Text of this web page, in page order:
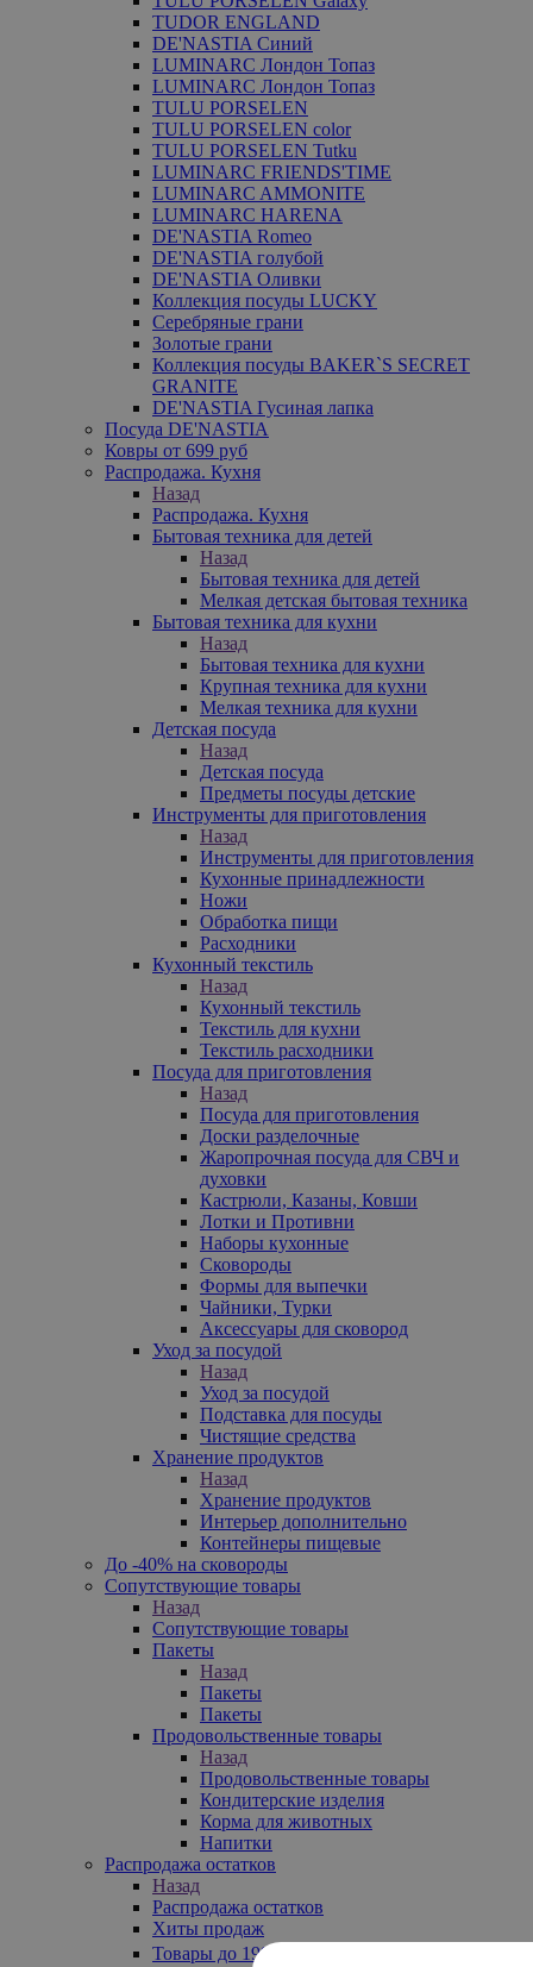
TUDOR ENGLAND
DE'NASTIA Синий
LUMINARC Лондон Топаз
LUMINARC Лондон Топаз
TULU PORSELEN
TULU PORSELEN color
TULU PORSELEN Tutku
LUMINARC FRIENDS'TIME
LUMINARC AMMONITE
LUMINARC HARENA
DE'NASTIA Romeo
DE'NASTIA голубой
DE'NASTIA Оливки
Коллекция посуды LUCKY
Серебряные грани
Золотые грани
Коллекция посуды BAKER`S SECRET
GRANITE
DE'NASTIA Гусиная лапка
Посуда DE'NASTIA
Ковры от 699 руб
Распродажа. Кухня
Назад
Распродажа. Кухня
Бытовая техника для детей
Назад
Бытовая техника для детей
Мелкая детская бытовая техника
Бытовая техника для кухни
Назад
Бытовая техника для кухни
Крупная техника для кухни
Мелкая техника для кухни
Детская посуда
Назад
Детская посуда
Предметы посуды детские
Инструменты для приготовления
Назад
Инструменты для приготовления
Кухонные принадлежности
Ножи
Обработка пищи
Расходники
Кухонный текстиль
Назад
Кухонный текстиль
Текстиль для кухни
Текстиль расходники
Посуда для приготовления
Назад
Посуда для приготовления
Доски разделочные
Жаропрочная посуда для СВЧ и
духовки
Кастрюли, Казаны, Ковши
Лотки и Противни
Наборы кухонные
Сковороды
Формы для выпечки
Чайники, Турки
Аксессуары для сковород
Уход за посудой
Назад
Уход за посудой
Подставка для посуды
Чистящие средства
Хранение продуктов
Назад
Хранение продуктов
Интерьер дополнительно
Контейнеры пищевые
До -40% на сковороды
Сопутствующие товары
Назад
Сопутствующие товары
Пакеты
Назад
Пакеты
Пакеты
Продовольственные товары
Назад
Продовольственные товары
Кондитерские изделия
Корма для животных
Напитки
Распродажа остатков
Назад
Распродажа остатков
Хиты продаж
Товары до 199₽